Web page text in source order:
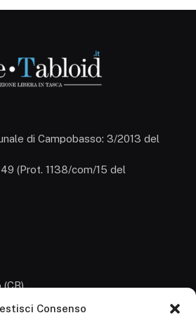
Consenso
di Campobasso: 3/2013 del
(Prot. 1138/com/15 del